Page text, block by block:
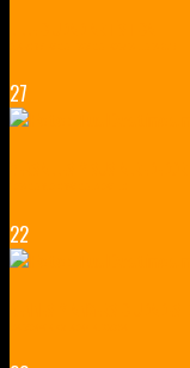
27
22